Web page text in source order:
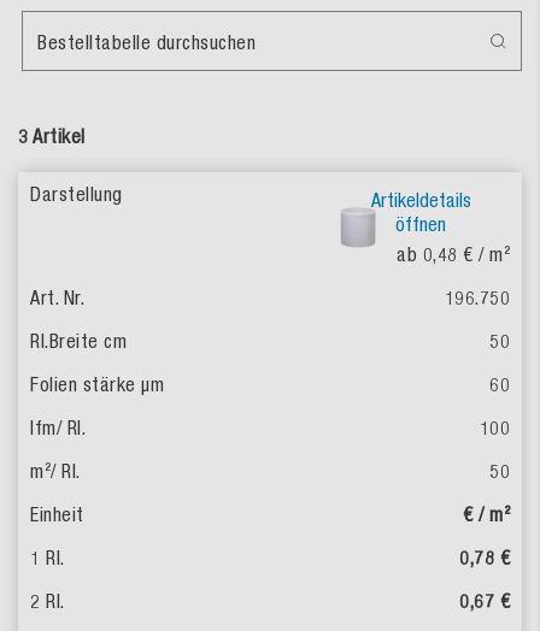
3 Artikel
Bestelltabelle durchsuchen
Artikeldetails
öffnen
ab 0,48 € / m²
196.750
50
60
100
50
€ / m²
0,78 €
0,67 €